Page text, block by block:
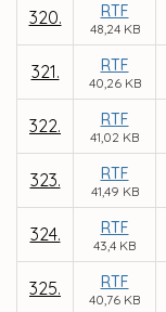
320. RTF
48,24 KB
321. RTF
40,26 KB
322. RTF
41,02 KB
323. RTF
41,49 KB
324. RTF
43,4 KB
325. RTF
40,76 KB